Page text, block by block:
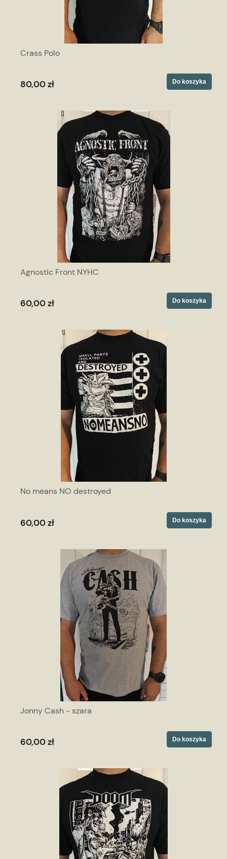
Crass Polo
80,00 zł Do koszyka
Agnostic Front NYHC
60,00 zł Do koszyka
No means NO destroyed
60,00 zł Do koszyka
Jonny Cash - szara
60,00 zł Do koszyka